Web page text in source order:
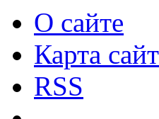
О сайте
Карта
RSS